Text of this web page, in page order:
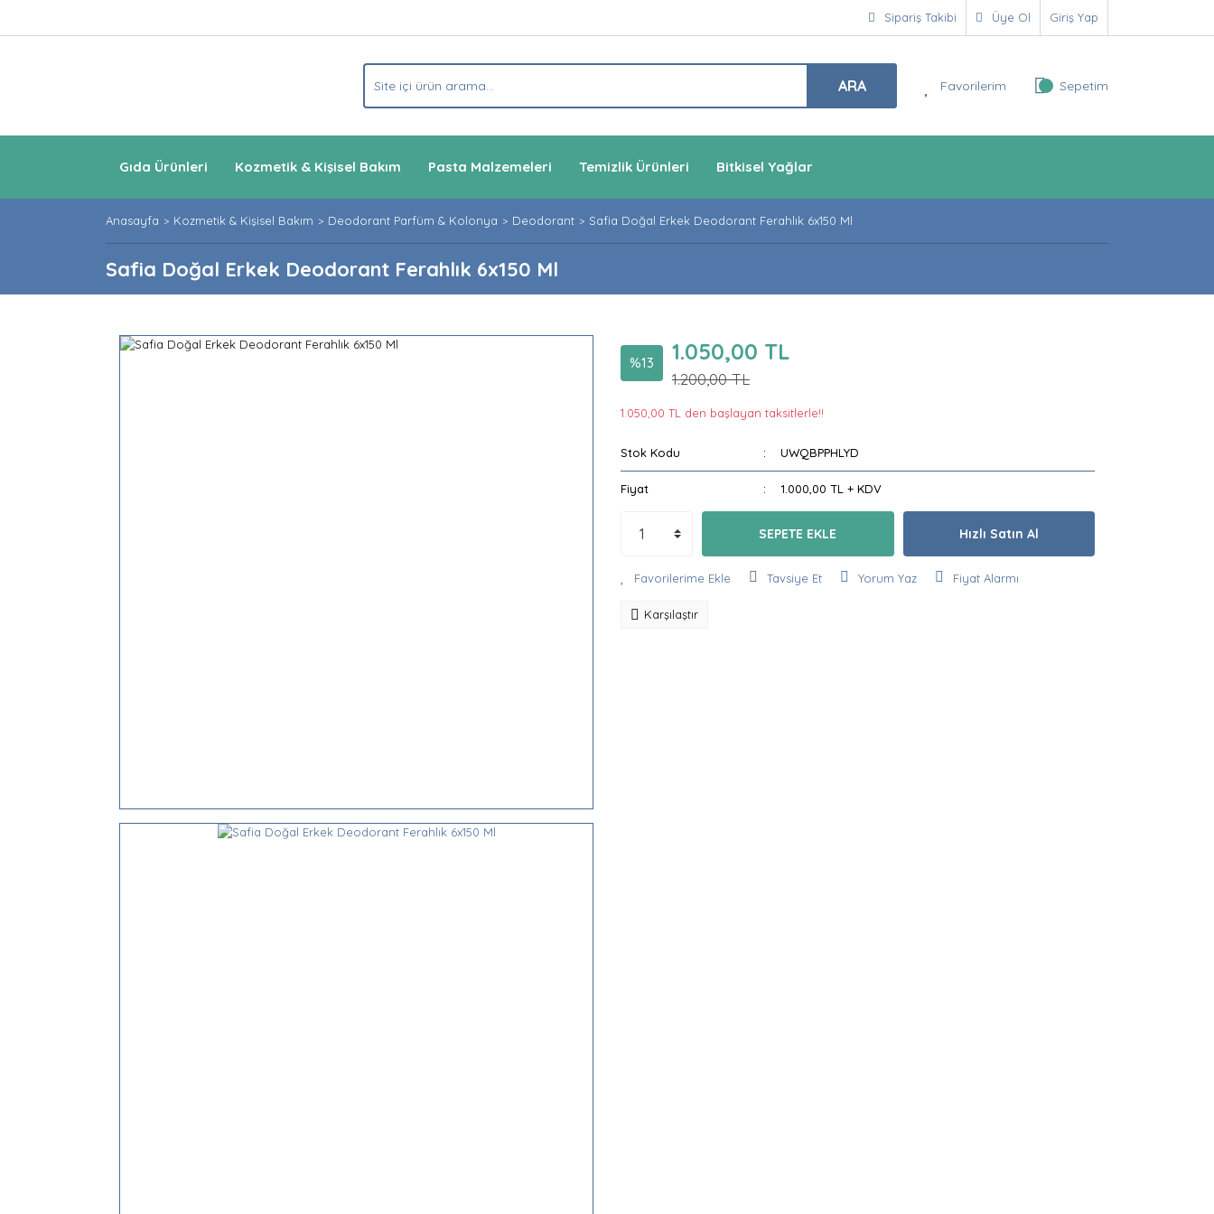
Sipariş Takibi Üye Ol Giriş Yap
ARA Favorilerim Sepetim
Gıda Ürünleri Kozmetik & Kişisel Bakım Pasta Malzemeleri Temizlik Ürünleri Bitkisel Yağlar
Anasayfa Kozmetik & Kişisel Bakım Deodorant Parfüm & Kolonya Deodorant Safia Doğal Erkek Deodorant Ferahlık 6x150 Ml
Safia Doğal Erkek Deodorant Ferahlık 6x150 Ml
%13 1.050,00 TL
1.200,00 TL
1.050,00 TL den başlayan taksitlerle!!
Stok Kodu UWQBPPHLYD
Fiyat 1.000,00 TL + KDV
SEPETE EKLE Hızlı Satın Al
Tavsiye Et Yorum Yaz Fiyat Alarmı
Karşılaştır